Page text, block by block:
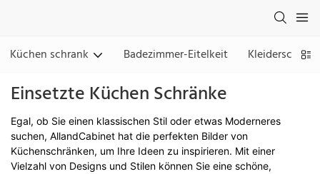
Küchen schrank Badezimmer-Eitelkeit
Einsetzte Küchen Schränke
Egal, ob Sie einen klassischen Stil oder etwas Moderneres
suchen, AllandCabinet hat die perfekten Bilder von
Küchenschränken, um Ihre Ideen zu inspirieren. Mit einer
Vielzahl von Designs und Stilen können Sie eine schöne,